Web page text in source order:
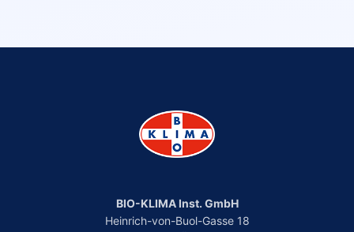
BIO-KLIMA Inst. GmbH
Heinrich-von-Buol-Gasse 18